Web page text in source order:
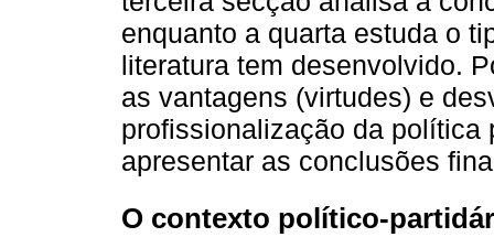
enquanto a quarta estuda o
literatura tem desenvolvido.
as vantagens (virtudes) e
profissionalização da política
apresentar as conclusões
O contexto político-